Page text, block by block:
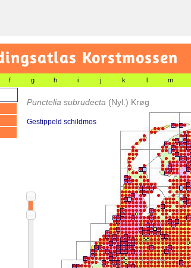
Korstmossen
f g h i j k l m
Punctelia subrudecta (Nyl.) Krøg
Gestippeld schildmos